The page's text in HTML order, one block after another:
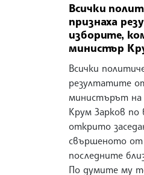
Всички
признаха
изборите,
министър
Всички
резултатите
министърът на
Крум Зарков по
открито
свършеното от
последните
По думите му